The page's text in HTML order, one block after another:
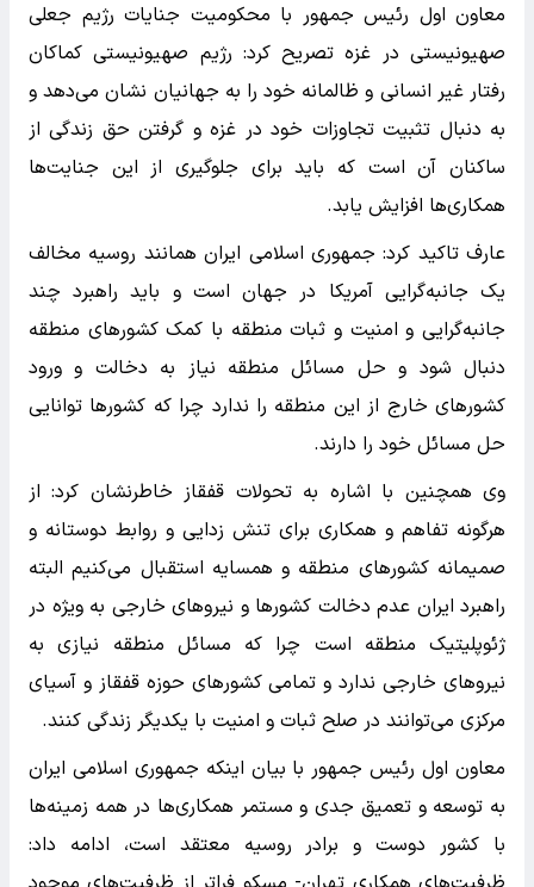
معاون اول رئیس جمهور با محکومیت جنایات رژیم جعلی
صهیونیستی در غزه تصریح کرد: رژیم صهیونیستی کماکان
رفتار غیر انسانی و ظالمانه خود را به جهانیان نشان می‌دهد و
به دنبال تثبیت تجاوزات خود در غزه و گرفتن حق زندگی از
ساکنان آن است که باید برای جلوگیری از این جنایت‌ها
همکاری‌ها افزایش یابد.
عارف تاکید کرد: جمهوری اسلامی ایران همانند روسیه مخالف
یک جانبه‌گرایی آمریکا در جهان است و باید راهبرد چند
جانبه‌گرایی و امنیت و ثبات منطقه با کمک کشورهای منطقه
دنبال شود و حل مسائل منطقه نیاز به دخالت و ورود
کشورهای خارج از این منطقه را ندارد چرا که کشورها توانایی
حل مسائل خود را دارند.
وی همچنین با اشاره به تحولات قفقاز خاطرنشان کرد: از
هرگونه تفاهم و همکاری برای تنش زدایی و روابط دوستانه و
صمیمانه کشورهای منطقه و همسایه استقبال می‌کنیم البته
راهبرد ایران عدم دخالت کشورها و نیروهای خارجی به ویژه در
ژئوپلیتیک منطقه است چرا که مسائل منطقه نیازی به
نیروهای خارجی ندارد و تمامی کشورهای حوزه قفقاز و آسیای
مرکزی می‌توانند در صلح ثبات و امنیت با یکدیگر زندگی کنند.
معاون اول رئیس جمهور با بیان اینکه جمهوری اسلامی ایران
به توسعه و تعمیق جدی و مستمر همکاری‌ها در همه زمینه‌ها
با کشور دوست و برادر روسیه معتقد است، ادامه داد: